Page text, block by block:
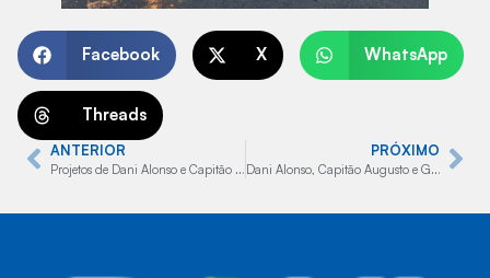
Facebook X WhatsApp
Threads
ANTERIOR
Projetos de Dani Alonso e Capitão Augusto ampliam direitos de servidores com deficiência
PRÓXIMO
Dani Alonso, Capitão Augusto e Guilherme Burcão garantem asfalto na Ângelo Raspante